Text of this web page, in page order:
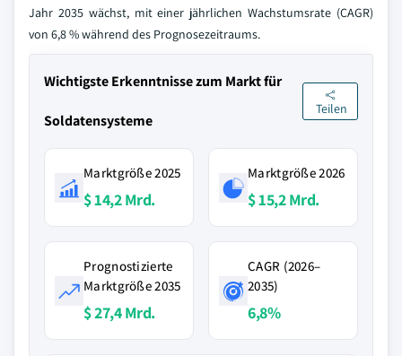
Jahr 2035 wächst, mit einer jährlichen Wachstumsrate (CAGR)
von 6,8 % während des Prognosezeitraums.
Wichtigste Erkenntnisse zum Markt für
Soldatensysteme
Teilen
Marktgröße 2025
$ 14,2 Mrd.
Marktgröße 2026
$ 15,2 Mrd.
Prognostizierte
Marktgröße 2035
$ 27,4 Mrd.
CAGR (2026–
2035)
6,8%